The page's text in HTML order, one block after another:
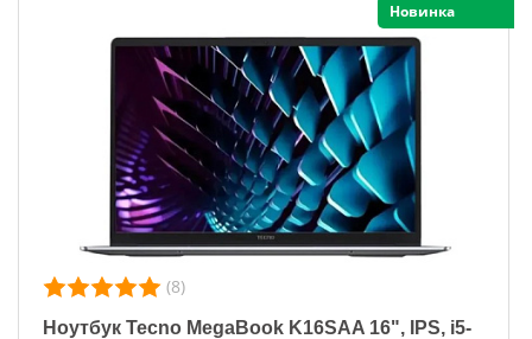
Новинка
(8)
Ноутбук Tecno MegaBook K16SAA 16", IPS, i5-